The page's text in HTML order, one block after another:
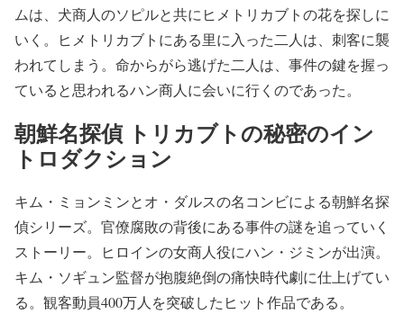
ムは、犬商人のソピルと共にヒメトリカブトの花を探しに
いく。ヒメトリカブトにある里に入った二人は、刺客に襲
われてしまう。命からがら逃げた二人は、事件の鍵を握っ
ていると思われるハン商人に会いに行くのであった。
朝鮮名探偵 トリカブトの秘密のイン
トロダクション
キム・ミョンミンとオ・ダルスの名コンビによる朝鮮名探
偵シリーズ。官僚腐敗の背後にある事件の謎を追っていく
ストーリー。ヒロインの女商人役にハン・ジミンが出演。
キム・ソギュン監督が抱腹絶倒の痛快時代劇に仕上げてい
る。観客動員400万人を突破したヒット作品である。